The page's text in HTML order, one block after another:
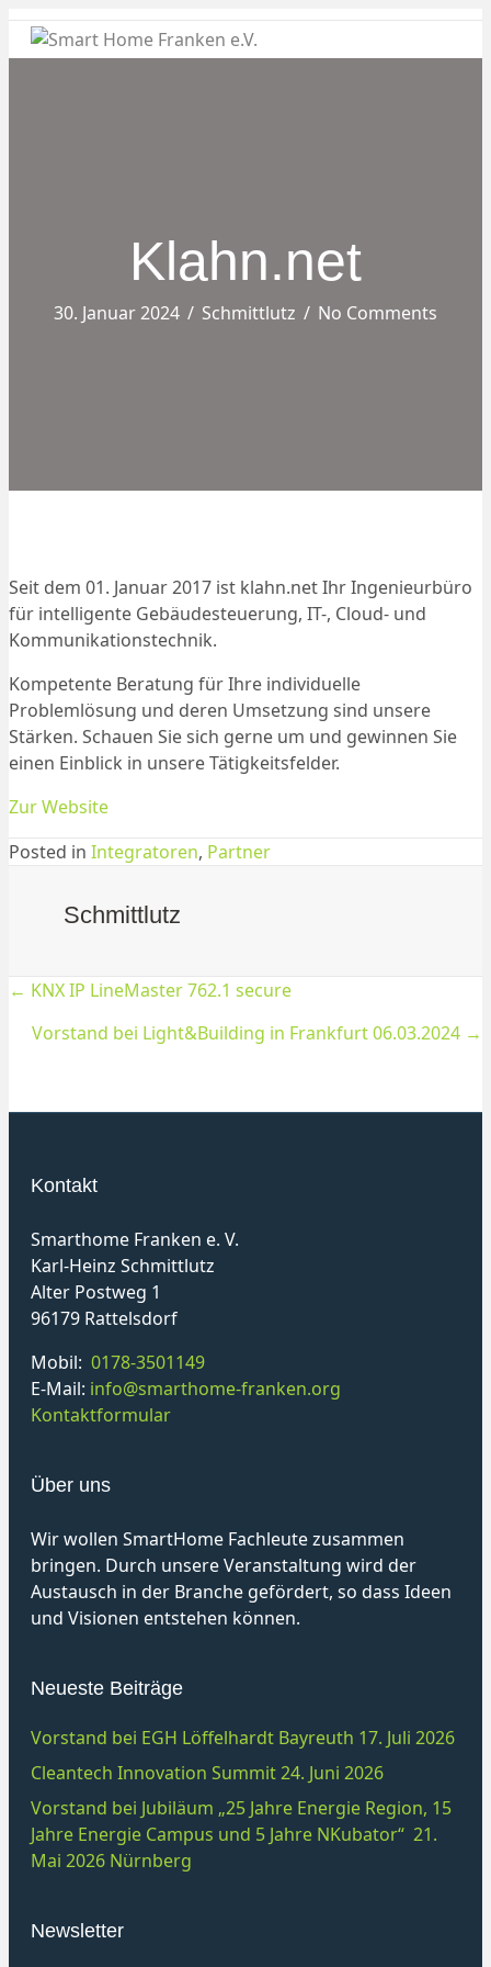
Klahn.net
30. Januar 2024 / Schmittlutz / No Comments
Seit dem 01. Januar 2017 ist klahn.net Ihr Ingenieurbüro
für intelligente Gebäudesteuerung, IT-, Cloud- und
Kommunikationstechnik.
Kompetente Beratung für Ihre individuelle
Problemlösung und deren Umsetzung sind unsere
Stärken. Schauen Sie sich gerne um und gewinnen Sie
einen Einblick in unsere Tätigkeitsfelder.
Zur Website
Posted in Integratoren, Partner
Schmittlutz
Posts
navigation
← KNX IP LineMaster 762.1 secure
Vorstand bei Light&Building in Frankfurt 06.03.2024 →
Kontakt
Smarthome Franken e. V.
Karl-Heinz Schmittlutz
Alter Postweg 1
96179 Rattelsdorf
Mobil: 0178-3501149
E-Mail: info@smarthome-franken.org
Kontaktformular
Über uns
Wir wollen SmartHome Fachleute zusammen
bringen. Durch unsere Veranstaltung wird der
Austausch in der Branche gefördert, so dass Ideen
und Visionen entstehen können.
Neueste Beiträge
Vorstand bei EGH Löffelhardt Bayreuth 17. Juli 2026
Cleantech Innovation Summit 24. Juni 2026
Vorstand bei Jubiläum „25 Jahre Energie Region, 15
Jahre Energie Campus und 5 Jahre NKubator“ 21.
Mai 2026 Nürnberg
Newsletter